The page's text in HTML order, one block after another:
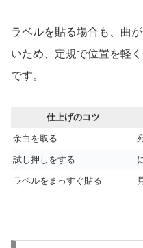
ラベルを貼る場合も、曲
いため、定規で位置を軽
です。
仕上げのコツ
余白を取る
試し押しをする
ラベルをまっすぐ貼る